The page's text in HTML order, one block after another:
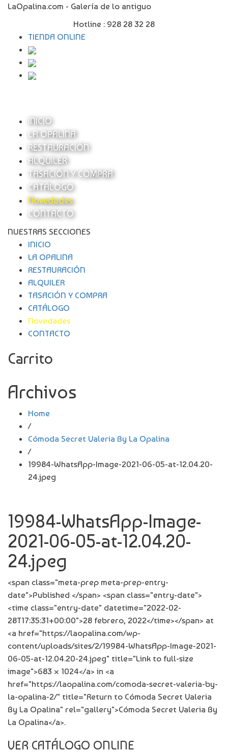
LaOpalina.com - Galería de lo antiguo
Hotline : 928 28 32 28
TIENDA ONLINE
INICIO
LA OPALINA
RESTAURACIÓN
ALQUILER
TASACIÓN Y COMPRA
CATÁLOGO
Novedades
CONTACTO
NUESTRAS SECCIONES
INICIO
LA OPALINA
RESTAURACIÓN
ALQUILER
TASACIÓN Y COMPRA
CATÁLOGO
Novedades
CONTACTO
Carrito
Archivos
Home
/
Cómoda Secret Valeria By La Opalina
/
19984-WhatsApp-Image-2021-06-05-at-12.04.20-
24.jpeg
19984-WhatsApp-Image-
2021-06-05-at-12.04.20-
24.jpeg
<span class="meta-prep meta-prep-entry-
date">Published </span> <span class="entry-date">
<time class="entry-date" datetime="2022-02-
28T17:35:31+00:00">28 febrero, 2022</time></span> at
<a href="https://laopalina.com/wp-
content/uploads/sites/2/19984-WhatsApp-Image-2021-
06-05-at-12.04.20-24.jpeg" title="Link to full-size
image">683 × 1024</a> in <a
href="https://laopalina.com/comoda-secret-valeria-by-
la-opalina-2/" title="Return to Cómoda Secret Valeria
By La Opalina" rel="gallery">Cómoda Secret Valeria By
La Opalina</a>.
VER CATÁLOGO ONLINE